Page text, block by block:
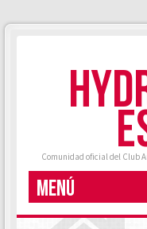
Comunidad oficial del Club
MENÚ